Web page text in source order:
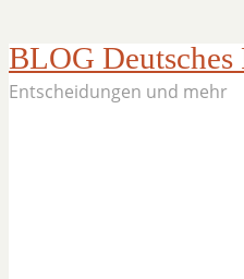
BLOG
Entscheidungen und mehr